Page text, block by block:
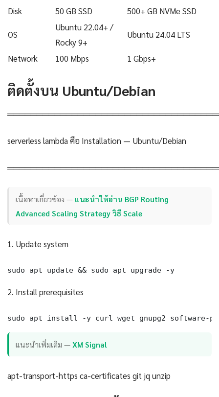
Disk
50 GB SSD 500+ GB NVMe SSD
OS
Ubuntu 22.04+ /
Rocky 9+
Ubuntu 24.04 LTS
Network 100 Mbps 1 Gbps+
ติดตั้งบน Ubuntu/Debian
serverless lambda คือ Installation — Ubuntu/Debian
เนื้อหาเกี่ยวข้อง — แนะนำให้อ่าน BGP Routing
Advanced Scaling Strategy วิธี Scale
1. Update system
sudo apt update && sudo apt upgrade -y
2. Install prerequisites
sudo apt install -y curl wget gnupg2 software-
แนะนำเพิ่มเติม —XM Signal
apt-transport-https ca-certificates git jq unzip